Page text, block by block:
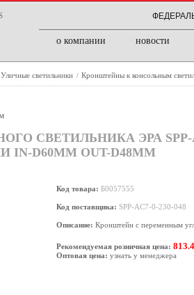
о компании новости
Уличные светильники / Кронштейны к консольным
СВЕТИЛЬНИКА ЭРА SPP-
D60MM OUT-D48MM
Код товара: Б0057555
Код поставщика: SPP-AC7-0-230-048
Описание: Кронштейн с переменным
Рекомендуемая розничная цена:
Оптовая цена: узнать у менеджера